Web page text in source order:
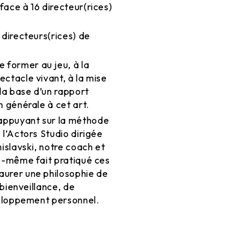
à 16 directeur(rices)
de
former au jeu, à la
vivant, à la mise
base d’un rapport
générale à cet art.
sur la méthode
Studio dirigée
notre coach et
même fait pratiqué ces
une philosophie de
de
personnel.